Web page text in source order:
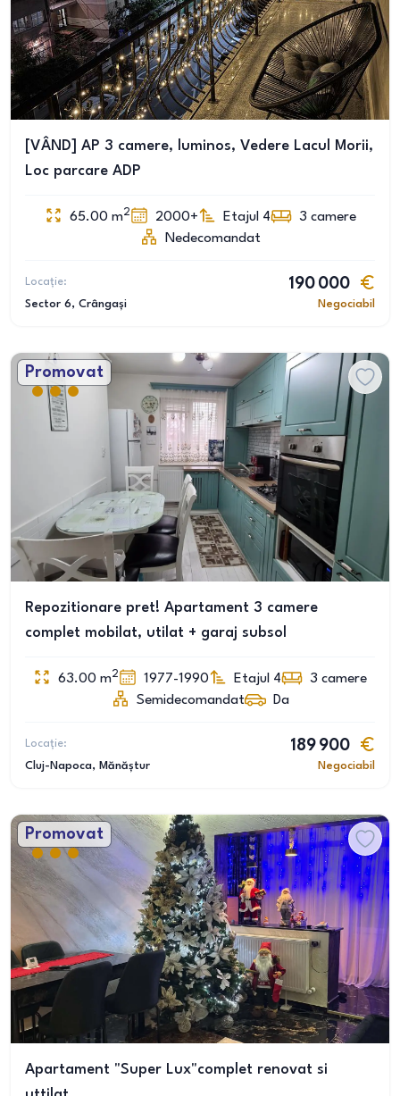
[VÂND] AP 3 camere, luminos, Vedere Lacul Morii,
Loc parcare ADP
65.00 m2 2000+ Etajul 4 3 camere
Nedecomandat
Locație:
Sector 6, Crângași
190 000
Negociabil
Promovat
Repozitionare pret! Apartament 3 camere
complet mobilat, utilat + garaj subsol
63.00 m2 1977-1990 Etajul 4 3 camere
Semidecomandat
Da
Locație:
Cluj-Napoca, Mănăștur
189 900
Negociabil
Promovat
Apartament "Super Lux"complet renovat si